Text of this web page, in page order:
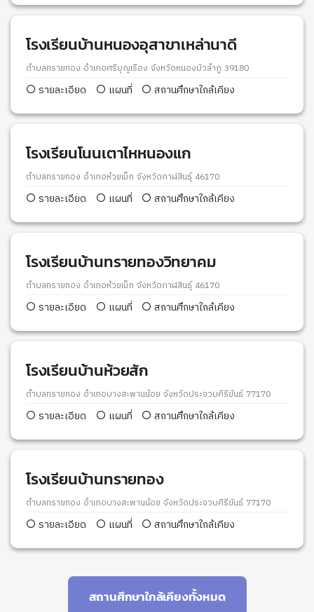
โรงเรียนบ้านหนองอุสาขาเหล่านาดี
ตำบลทรายทอง อำเภอศรีบุญเรือง จังหวัดหนองบัวลำภู 39180
รายละเอียด แผนที่ สถานศึกษาใกล้เคียง
โรงเรียนโนนเตาไหหนองแก
ตำบลทรายทอง อำเภอห้วยเม็ก จังหวัดกาฬสินธุ์ 46170
รายละเอียด แผนที่ สถานศึกษาใกล้เคียง
โรงเรียนบ้านทรายทองวิทยาคม
ตำบลทรายทอง อำเภอห้วยเม็ก จังหวัดกาฬสินธุ์ 46170
รายละเอียด แผนที่ สถานศึกษาใกล้เคียง
โรงเรียนบ้านห้วยสัก
ตำบลทรายทอง อำเภอบางสะพานน้อย จังหวัดประจวบคีรีขันธ์ 77170
รายละเอียด แผนที่ สถานศึกษาใกล้เคียง
โรงเรียนบ้านทรายทอง
ตำบลทรายทอง อำเภอบางสะพานน้อย จังหวัดประจวบคีรีขันธ์ 77170
รายละเอียด แผนที่ สถานศึกษาใกล้เคียง
สถานศึกษาใกล้เคียงทั้งหมด